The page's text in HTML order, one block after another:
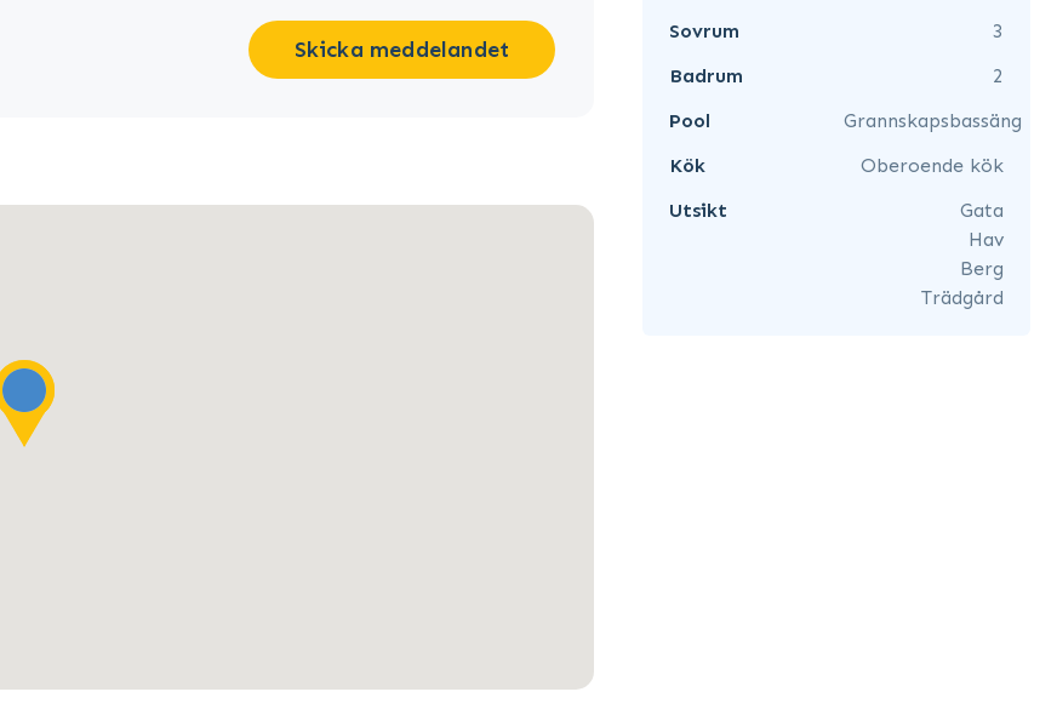
Skicka meddelandet
Sovrum
3
Badrum
2
Pool
Grannskapsbassäng
Kök
Oberoende kök
Utsikt
Gata
Hav
Berg
Trädgård